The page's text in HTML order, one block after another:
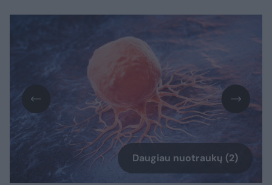
Daugiau nuotraukų (2)